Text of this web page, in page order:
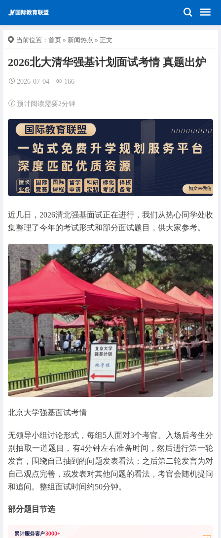
当前位置： 首页 » 新闻热点 » 正文
2026北大清华强基计划面试考情 真题出炉
2026-07-04 166
预计阅读需要2分钟
近几日，2026清北强基面试正在进行，我们从热心同学处收
集整理了今年的考试形式和部分面试题目，供大家参考。
北京大学强基面试考情
无领导小组讨论形式，每组5人面对3个考官。入场后考生分
别抽取一道题目，有4分钟左右准备时间，然后进行第一轮
发言，围绕自己抽到的问题发表看法；之后第二轮发言为对
自己观点完善，或发表对其他问题的看法，考官会随机提问
和追问。整组面试时间约50分钟。
部分题目节选